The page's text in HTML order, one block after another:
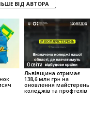
ВІД АВТОРА
Освіта
Львівщина отримає
138,6 млн грн на
оновлення майстерень
коледжів та профтехів